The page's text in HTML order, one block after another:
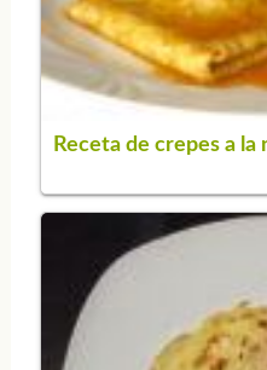
Receta de crepes a la